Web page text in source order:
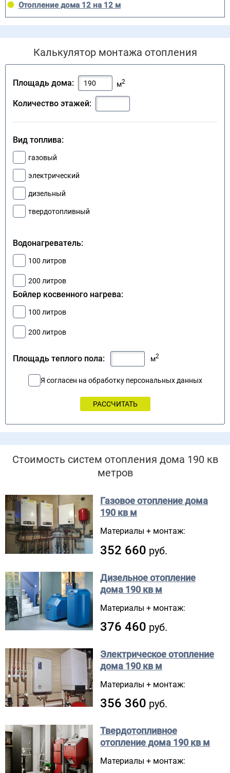
Отопление дома 12 на 12 м
Калькулятор монтажа отопления
Площадь дома: м2
Количество этажей:
Вид топлива:
газовый
электрический
дизельный
твердотопливный
Водонагреватель:
100 литров
200 литров
Бойлер косвенного нагрева:
100 литров
200 литров
Площадь теплого пола: м2
Я согласен на обработку персональных данных
Стоимость систем отопления дома 190 кв
метров
Газовое отопление дома
190 кв м
Материалы + монтаж:
352 660 руб.
Дизельное отопление
дома 190 кв м
Материалы + монтаж:
376 460 руб.
Электрическое отопление
дома 190 кв м
Материалы + монтаж:
356 360 руб.
Твердотопливное
отопление дома 190 кв м
Материалы + монтаж: